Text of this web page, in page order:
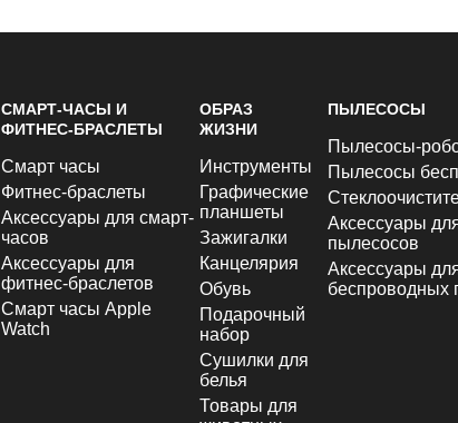
СМАРТ-ЧАСЫ И
ФИТНЕС-БРАСЛЕТЫ
Смарт часы
Фитнес-браслеты
Аксессуары для смарт-
часов
Аксессуары для
фитнес-браслетов
Смарт часы Apple
Watch
ОБРАЗ
ЖИЗНИ
Инструменты
Графические
планшеты
Зажигалки
Канцелярия
Обувь
Подарочный
набор
Сушилки для
белья
Товары для
ПЫЛЕСОСЫ
Пылесосы-
Пылесосы
Аксессуары
пылесосов
Аксессуары
беспроводных